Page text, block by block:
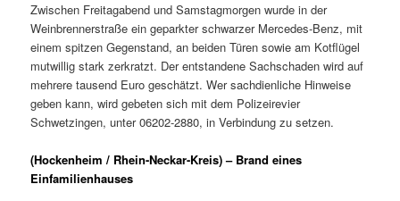
Zwischen Freitagabend und Samstagmorgen wurde in der
Weinbrennerstraße ein geparkter schwarzer Mercedes-Benz, mit
einem spitzen Gegenstand, an beiden Türen sowie am Kotflügel
mutwillig stark zerkratzt. Der entstandene Sachschaden wird auf
mehrere tausend Euro geschätzt. Wer sachdienliche Hinweise
geben kann, wird gebeten sich mit dem Polizeirevier
Schwetzingen, unter 06202-2880, in Verbindung zu setzen.
(Hockenheim / Rhein-Neckar-Kreis) – Brand eines
Einfamilienhauses